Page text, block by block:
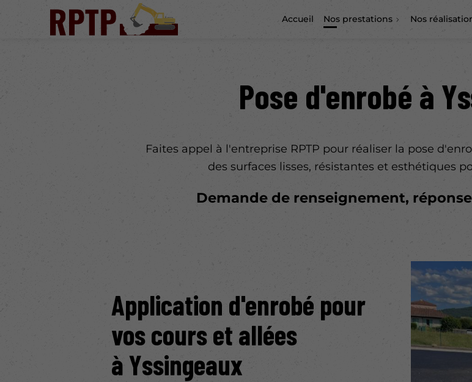
Accueil Nos prestations Nos
Pose d'enrobé à
Faites appel à l'entreprise RPTP pour réaliser la pose
des surfaces lisses, résistantes et esthétiques
Demande de renseignement,
Application d'enrobé pour
vos cours et allées
àYssingeaux